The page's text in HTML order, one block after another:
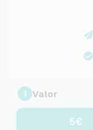
1 Valor
5€